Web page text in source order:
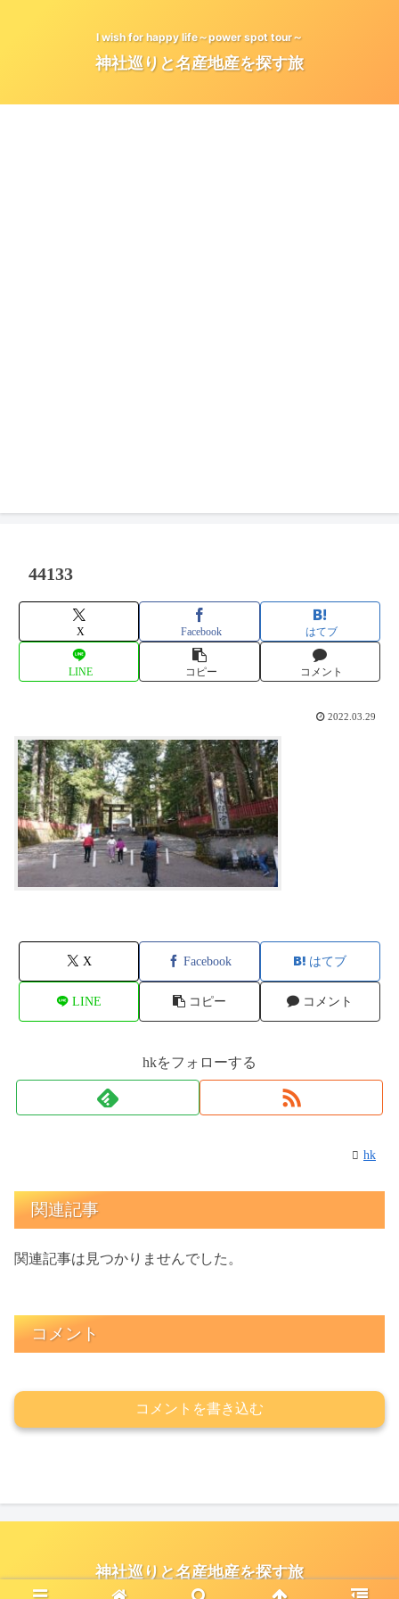
I wish for happy life～power spot tour～
神社巡りと名産地産を探す旅
44133
X Facebook はてブ
LINE コピー コメント
2022.03.29
X Facebook はてブ
LINE コピー コメント
hkをフォローする
hk
関連記事
関連記事は見つかりませんでした。
コメント
コメントを書き込む
神社巡りと名産地産を探す旅